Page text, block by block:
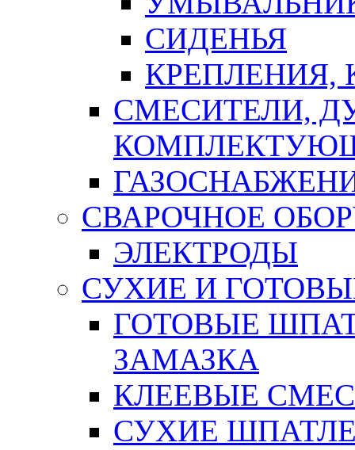
СИДЕНЬЯ
СМЕСИТЕЛИ,
СВАРОЧНОЕ
ЭЛЕКТРОДЫ
СУХИЕ И
ГОТОВЫЕ
ЗАМАЗКА
КЛЕЕВЫЕ
СУХИЕ